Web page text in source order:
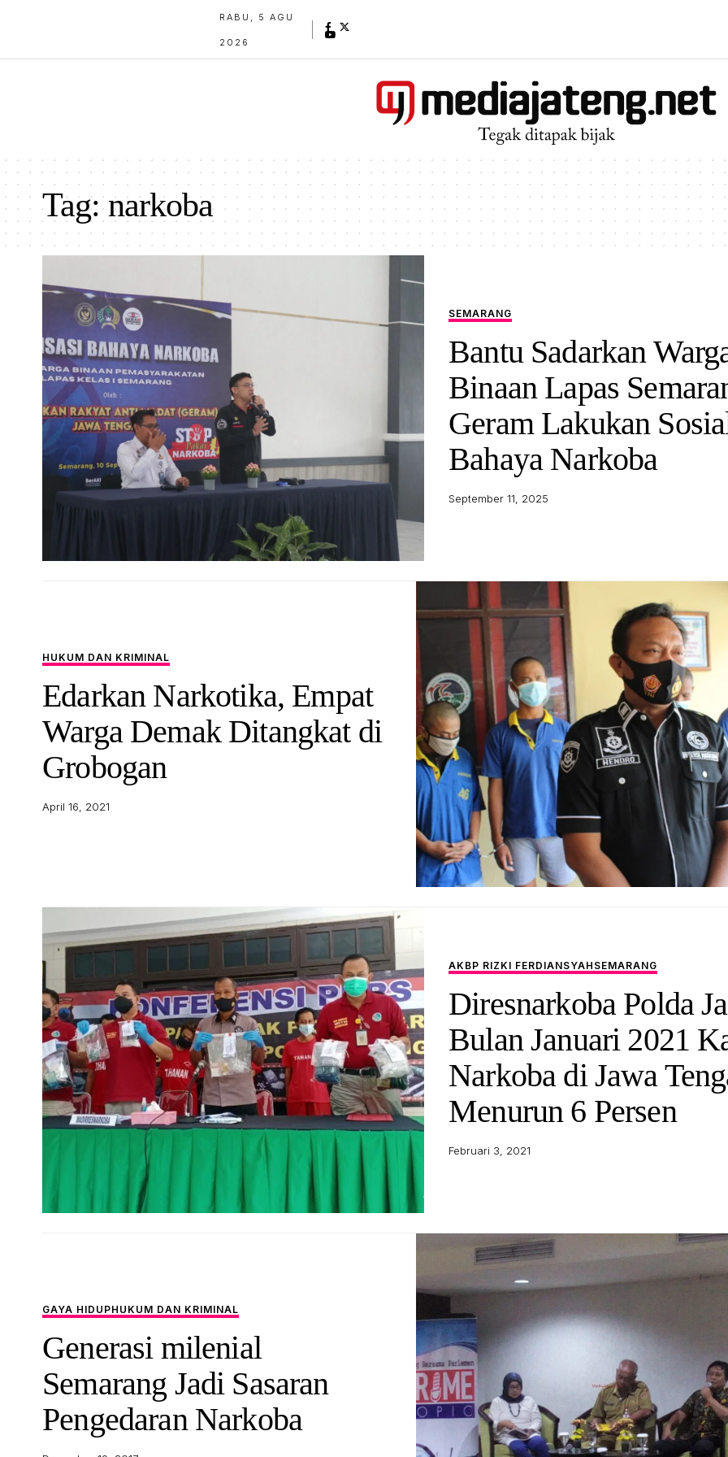
RABU, 5 AGU
2026
Tag:narkoba
SEMARANG
Bantu Sadarkan
Binaan Lapas
Geram Lakukan
Bahaya Narkoba
September 11, 2025
HUKUM DAN KRIMINAL
Edarkan Narkotika, Empat
Warga Demak Ditangkat di
Grobogan
April 16, 2021
AKBP RIZKI FERDIANSYAH SEMARANG
Diresnarkoba Polda
Bulan Januari 2021
Narkoba di Jawa
Menurun 6 Persen
Februari 3, 2021
GAYA HIDUPHUKUM DAN KRIMINAL
Generasi milenial
Semarang Jadi Sasaran
Pengedaran Narkoba